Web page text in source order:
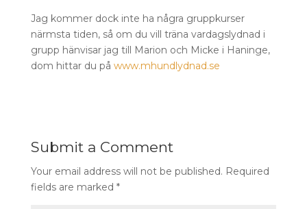
Jag kommer dock inte ha några gruppkurser
närmsta tiden, så om du vill träna vardagslydnad i
grupp hänvisar jag till Marion och Micke i Haninge,
dom hittar du på www.mhundlydnad.se
Submit a Comment
Your email address will not be published. Required
fields are marked *